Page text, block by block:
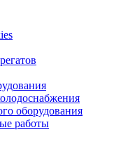
оборудования
работы